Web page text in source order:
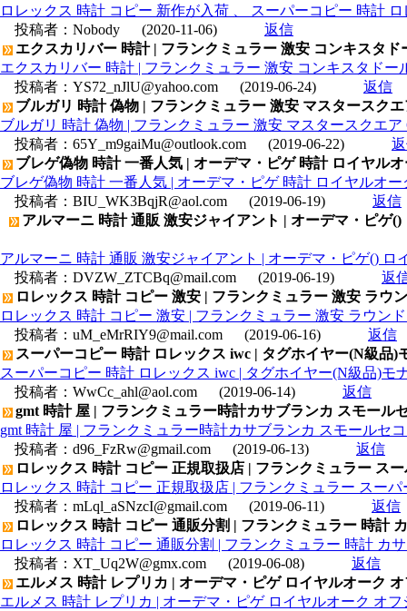
ロレックス 時計 コピー 新作が入荷 、 スーパーコピー 時計
投稿者： Nobody (2020-11-06)
返信
エクスカリバー 時計 | フランクミュラー 激安 コンキスタ
エクスカリバー 時計 | フランクミュラー 激安 コンキスタドー
投稿者： YS72_nJlU@yahoo.com (2019-06-24)
返信
ブルガリ 時計 偽物 | フランクミュラー 激安 マスタースクエ
ブルガリ 時計 偽物 | フランクミュラー 激安 マスタースクエア
投稿者： 65Y_m9gaiMu@outlook.com (2019-06-22)
ブレゲ偽物 時計 一番人気 | オーデマ・ピゲ 時計 ロイヤル
ブレゲ偽物 時計 一番人気 | オーデマ・ピゲ 時計 ロイヤルオ
投稿者： BIU_WK3BqjR@aol.com (2019-06-19)
返信
アルマーニ 時計 通販 激安ジャイアント | オーデマ・ピゲ
アルマーニ 時計 通販 激安ジャイアント | オーデマ・ピゲ() ロ
投稿者： DVZW_ZTCBq@mail.com (2019-06-19)
返
ロレックス 時計 コピー 激安 | フランクミュラー 激安 ラウ
ロレックス 時計 コピー 激安 | フランクミュラー 激安 ラウン
投稿者： uM_eMrRIY9@mail.com (2019-06-16)
返信
スーパーコピー 時計 ロレックス iwc | タグホイヤー(N級品)
スーパーコピー 時計 ロレックス iwc | タグホイヤー(N級品)モ
投稿者： WwCc_ahl@aol.com (2019-06-14)
返信
gmt 時計 屋 | フランクミュラー時計カサブランカ スモール
gmt 時計 屋 | フランクミュラー時計カサブランカ スモールセ
投稿者： d96_FzRw@gmail.com (2019-06-13)
返信
ロレックス 時計 コピー 正規取扱店 | フランクミュラー ス
ロレックス 時計 コピー 正規取扱店 | フランクミュラー スー
投稿者： mLql_aSNzcI@gmail.com (2019-06-11)
返信
ロレックス 時計 コピー 通販分割 | フランクミュラー 時計
ロレックス 時計 コピー 通販分割 | フランクミュラー 時計 カ
投稿者： XT_Uq2W@gmx.com (2019-06-08)
返信
エルメス 時計 レプリカ | オーデマ・ピゲ ロイヤルオーク
エルメス 時計 レプリカ | オーデマ・ピゲ ロイヤルオーク オ